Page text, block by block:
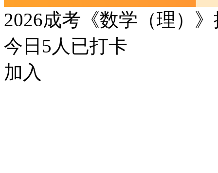
2026成考《数学（理）
今日 5 人已打卡
加入